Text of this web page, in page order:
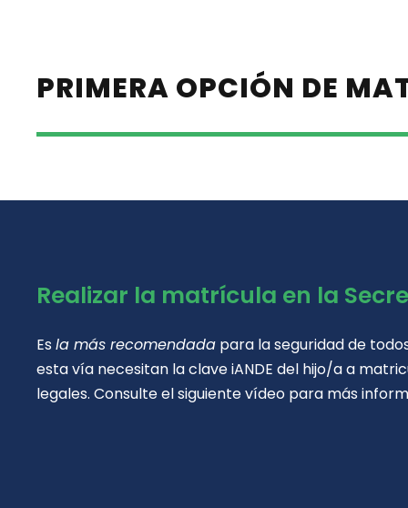
PRIMERA OPCIÓN DE
Realizar la matrícula en la
Es la más recomendada para la seguridad de
esta vía necesitan la clave iANDE del hijo/a a
legales. Consulte el siguiente vídeo para más